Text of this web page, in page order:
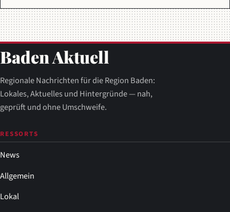
Baden Aktuell
Regionale Nachrichten für die Region Baden:
Lokales, Aktuelles und Hintergründe — nah,
geprüft und ohne Umschweife.
RESSORTS
News
Allgemein
Lokal